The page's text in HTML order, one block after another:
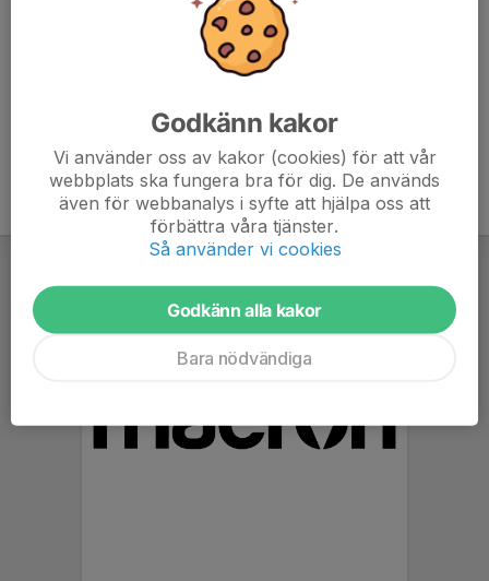
Godkänn kakor
Vi använder oss av kakor (cookies) för att vår
webbplats ska fungera bra för dig. De används
även för webbanalys i syfte att hjälpa oss att
förbättra våra tjänster.
Så använder vi cookies
Godkänn alla kakor
Bara nödvändiga